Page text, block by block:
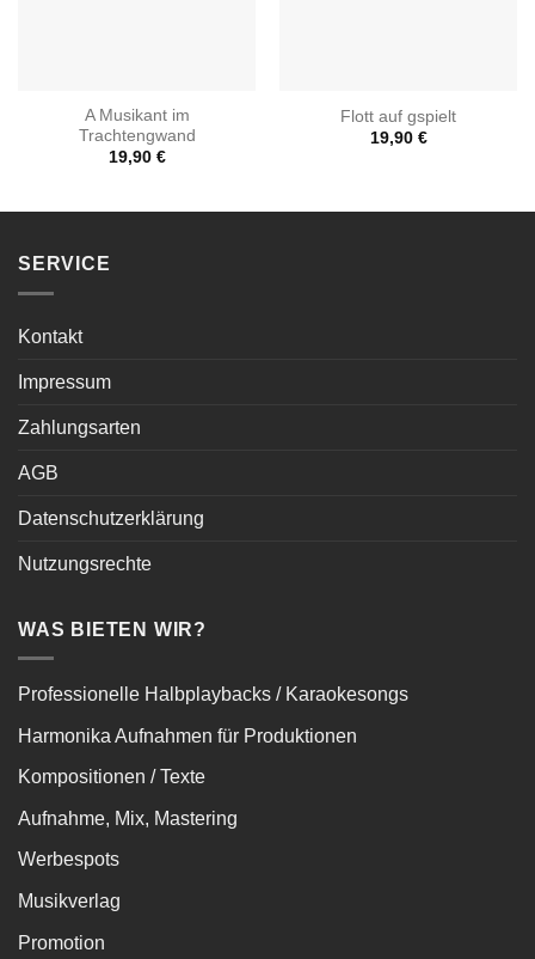
A Musikant im
Trachtengwand
19,90 €
Flott auf gspielt
19,90 €
SERVICE
Kontakt
Impressum
Zahlungsarten
AGB
Datenschutzerklärung
Nutzungsrechte
WAS BIETEN WIR?
Professionelle Halbplaybacks / Karaokesongs
Harmonika Aufnahmen für Produktionen
Kompositionen / Texte
Aufnahme, Mix, Mastering
Werbespots
Musikverlag
Promotion